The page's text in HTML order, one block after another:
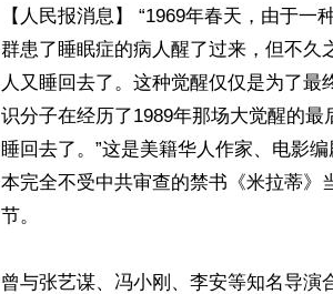
【人民报消息】 “1969年春天，由于一
群患了睡眠症的病人醒了过来，但不久
人又睡回去了。这种觉醒仅仅是为了最
识分子在经历了1989年那场大觉醒的最
睡回去了。”这是美籍华人作家、电影
本完全不受中共审查的禁书《米拉蒂》
节。
曾与张艺谋、冯小刚、李安等知名导演